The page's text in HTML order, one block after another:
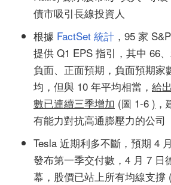
債市吸引長線投資人
根據 FactSet 統計 ，95 家
提供 Q1 EPS 指引，其中 66
負面、正面預期，負面預期家
均，但與 10 年平均相當， 給
數已連續三季增加 (圖 1-6 )
有能力對抗高通膨壓力的公司
Tesla 近期利多不斷，預期 4
發布第一季交付數，4 月 7 日
幕，股價已站上所有均線支撐